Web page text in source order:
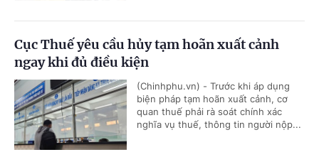
Cục Thuế yêu cầu hủy tạm hoãn xuất cảnh
ngay khi đủ điều kiện
(Chinhphu.vn) - Trước khi áp dụng
biện pháp tạm hoãn xuất cảnh, cơ
quan thuế phải rà soát chính xác
nghĩa vụ thuế, thông tin người nộp...